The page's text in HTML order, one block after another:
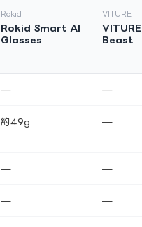
Rokid
Rokid Smart AI
Glasses
VITURE
VITURE
Beast
— —
約49g —
— —
— —